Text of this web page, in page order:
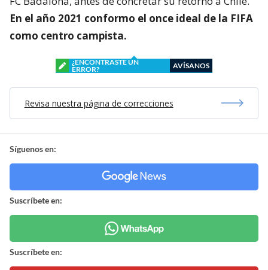
En el año 2021 conformo el once ideal de la FIFA
como centro campista.
¿ENCONTRASTE UN
ERROR?
AVÍSANOS
Revisa nuestra página de correcciones
Síguenos en:
Suscríbete en:
Suscríbete en: